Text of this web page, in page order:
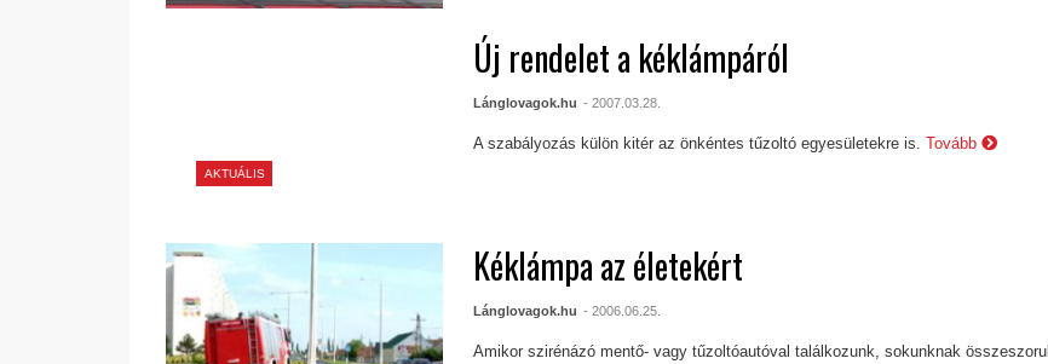
AKTUÁLIS
Új rendelet a kéklámpáról
Lánglovagok.hu - 2007.03.28.
A szabályozás külön kitér az önkéntes tűzoltó egyesületekre is. Tovább
Kéklámpa az életekért
Lánglovagok.hu - 2006.06.25.
Amikor szirénázó mentő- vagy tűzoltóautóval találkozunk, sokunknak összeszorul